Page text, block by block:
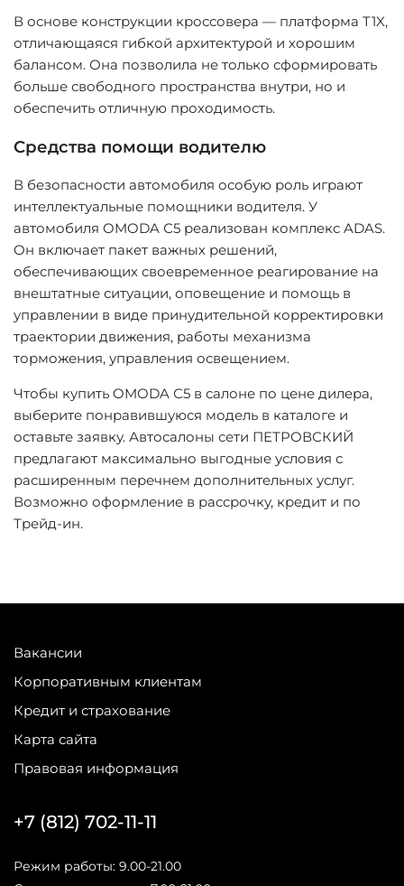
В основе конструкции кроссовера — платформа T1X,
отличающаяся гибкой архитектурой и хорошим
балансом. Она позволила не только сформировать
больше свободного пространства внутри, но и
обеспечить отличную проходимость.
Средства помощи водителю
В безопасности автомобиля особую роль играют
интеллектуальные помощники водителя. У
автомобиля OMODA С5 реализован комплекс ADAS.
Он включает пакет важных решений,
обеспечивающих своевременное реагирование на
внештатные ситуации, оповещение и помощь в
управлении в виде принудительной корректировки
траектории движения, работы механизма
торможения, управления освещением.
Чтобы купить OMODA С5 в салоне по цене дилера,
выберите понравившуюся модель в каталоге и
оставьте заявку. Автосалоны сети ПЕТРОВСКИЙ
предлагают максимально выгодные условия с
расширенным перечнем дополнительных услуг.
Возможно оформление в рассрочку, кредит и по
Трейд-ин.
Вакансии
Корпоративным клиентам
Кредит и страхование
Карта сайта
Правовая информация
+7 (812) 702-11-11
Режим работы: 9.00-21.00